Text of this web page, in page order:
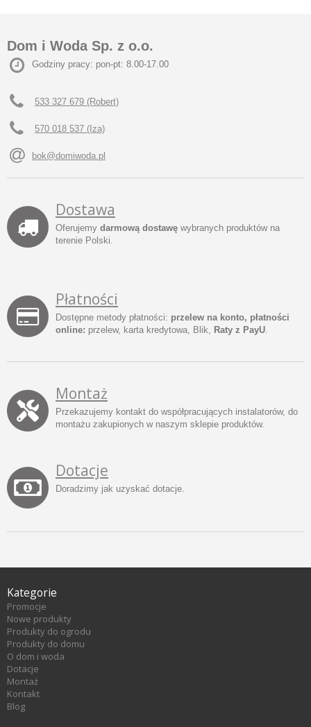
Dom i Woda Sp. z o.o.
Godziny pracy: pon-pt: 8.00-17.00
533 327 679 (Robert)
570 018 537 (Iza)
bok@domiwoda.pl
Dostawa
Oferujemy darmową dostawę wybranych produktów na
terenie Polski.
Płatności
Dostępne metody płatności: przelew na konto, płatności
online: przelew, karta kredytowa, Blik, Raty z PayU
Montaż
Przekazujemy kontakt do współpracujących instalatorów, do
montażu zakupionych w naszym sklepie produktów.
Dotacje
Doradzimy jak uzyskać dotacje.
Kategorie
Promocje
Nowe produkty
Produkty do ogrodu
Produkty do domu
O dom i woda
Dotacje
Montaż
Kontakt
Blog